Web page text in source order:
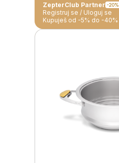
ZepterClub Partner -20%
Registruj se / Uloguj se
Kupuješ od -5% do -40%